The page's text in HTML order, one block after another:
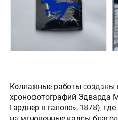
Коллажные работы созданы
хронофотографий Эдварда
Гарднер в галопе», 1878),